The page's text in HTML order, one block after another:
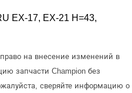
EX-17, EX-21 H=43,
на внесение изменений в
запчасти Champion без
сверяйте информацию о